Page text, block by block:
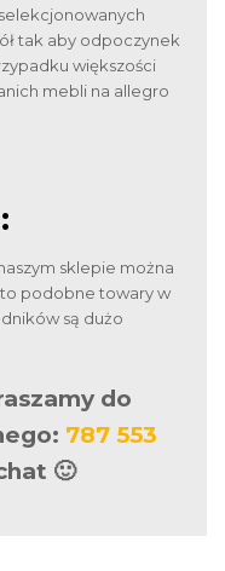
tak aby odpoczynek
większości
mebli na allegro
sklepie można
podobne towary w
są dużo
do
787 553
🙂